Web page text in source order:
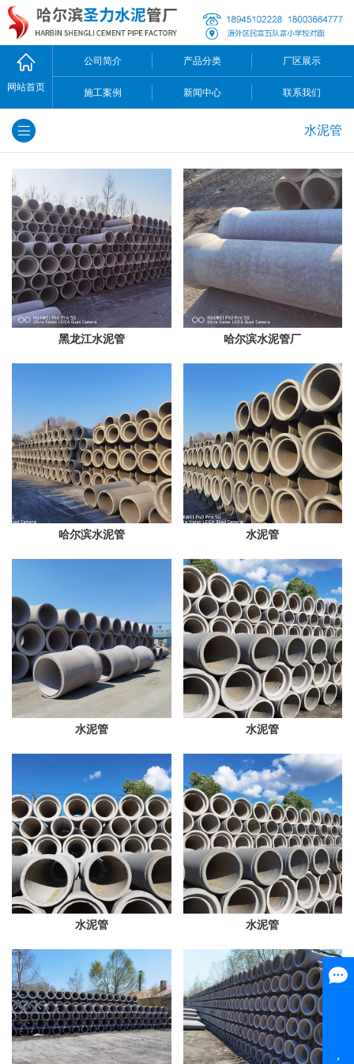
网站首页
公司简介 产品分类 厂区展示
施工案例 新闻中心 联系我们
水泥管
黑龙江水泥管 哈尔滨水泥管厂
哈尔滨水泥管 水泥管
水泥管 水泥管
水泥管 水泥管